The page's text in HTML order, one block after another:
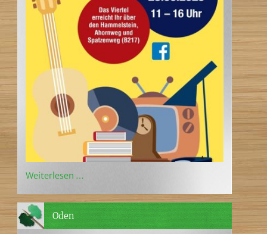
Weiterlesen …
Oden